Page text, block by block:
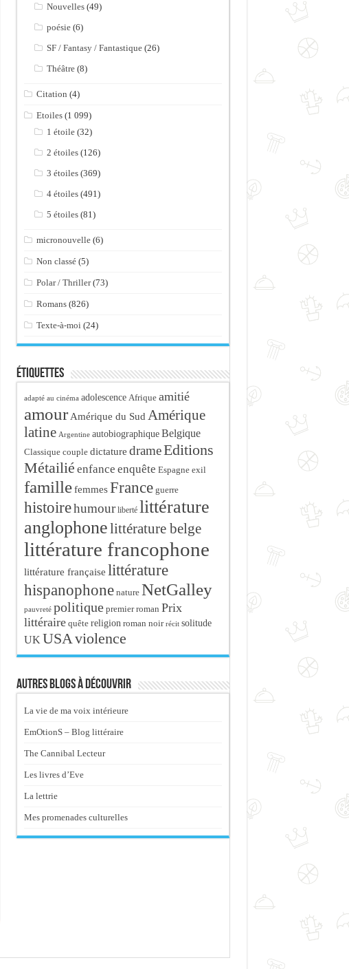
Nouvelles (49)
poésie (6)
SF / Fantasy / Fantastique (26)
Théâtre (8)
Citation (4)
Etoiles (1 099)
1 étoile (32)
2 étoiles (126)
3 étoiles (369)
4 étoiles (491)
5 étoiles (81)
micronouvelle (6)
Non classé (5)
Polar / Thriller(73)
Romans (826)
Texte-à-moi (24)
Étiquettes
adapté au cinéma adolescence Afrique amitié
amour Amérique du Sud Amérique
latine Argentine autobiographique Belgique
Classique couple dictature drameEditions
Métailié enfance enquête Espagne exil
famille femmes France guerre
histoirehumour liberté littérature
anglophonelittérature belge
littérature francophone
littérature française littérature
hispanophone nature NetGalley
pauvreté politique premier roman Prix
littéraire quête religion roman noir récit solitude
UK USA violence
Autres blogs à découvrir
La vie de ma voix intérieure
EmOtionS – Blog littéraire
The Cannibal Lecteur
Les livres d’Eve
La lettrie
Mes promenades culturelles